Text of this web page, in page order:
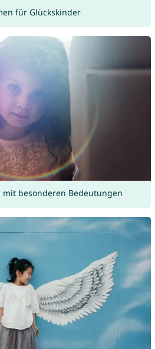
für Glückskinder
mit besonderen Bedeutungen